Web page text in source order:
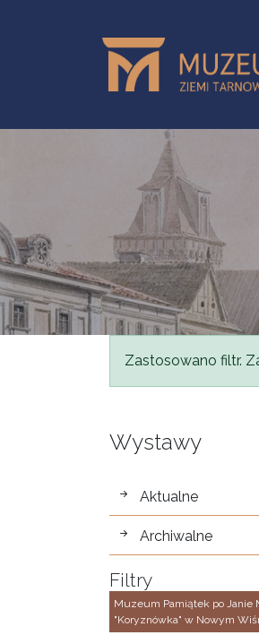
Komunikat
Zastosowano filtr.
Wystawy
wystawy
Aktualne
Archiwalne
Filtry
Muzeum Pamiątek po Janie
"Koryznówka" w Nowym